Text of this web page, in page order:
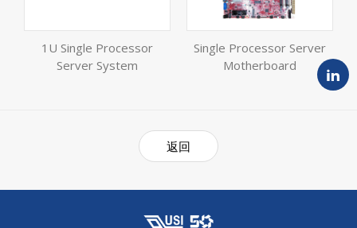
1U Single Processor
Server System
Single Processor Server
Motherboard
返回